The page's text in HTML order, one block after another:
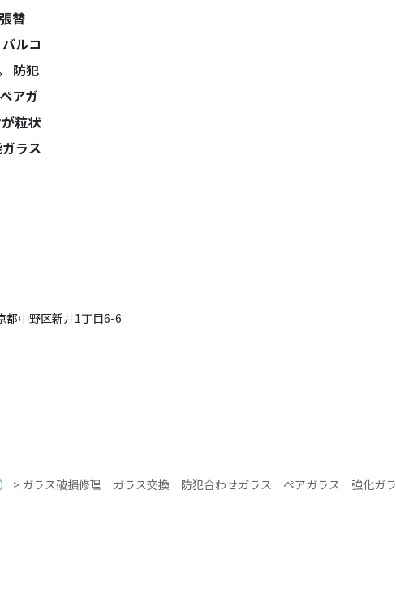
替
ルコ
防犯
アガ
粒状
ラス
中野区新井1丁目6-6
> ガラス破損修理 ガラス交換 防犯合わせガラス ペアガラス 強化ガラ